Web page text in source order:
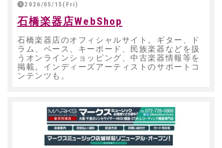
2026/05/15(Fri)
石橋楽器店WebShop
石橋楽器店のオフィシャルサイト。ギター、ド
ラム、ベース、キーボード、民族楽器などを扱
うオンラインショッピング、中古楽器情報等を
掲載。インディーズアーティストのサポートコ
ンテンツも。